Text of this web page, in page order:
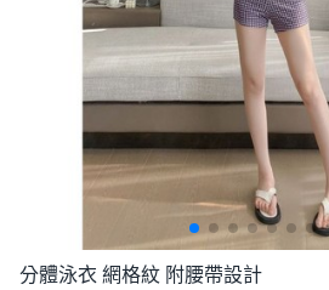
分體泳衣 網格紋 附腰帶設計